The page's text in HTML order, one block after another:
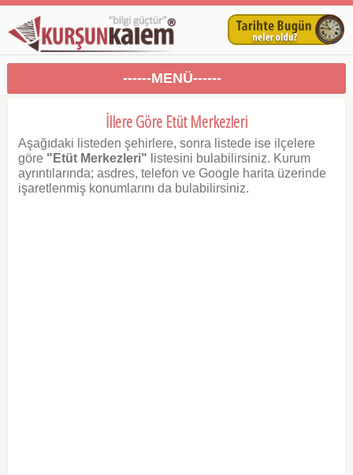
------MENÜ------
İllere Göre Etüt Merkezleri
Aşağıdaki listeden şehirlere, sonra listede ise ilçelere
göre "Etüt Merkezleri" listesini bulabilirsiniz. Kurum
ayrıntılarında; asdres, telefon ve Google harita üzerinde
işaretlenmiş konumlarını da bulabilirsiniz.